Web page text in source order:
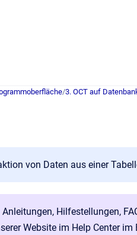
/3. OCT auf
von Daten aus einer
Hilfestellungen,
Website im Help Center im